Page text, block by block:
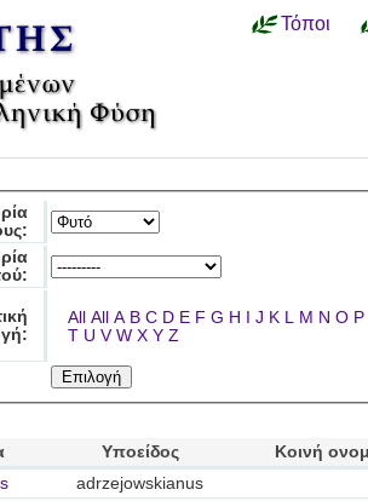
Τόποι
All All A B C D E F G H I J K L M N O P
T U V W X Y Z
Υποείδος
Κοινή
adrzejowskianus